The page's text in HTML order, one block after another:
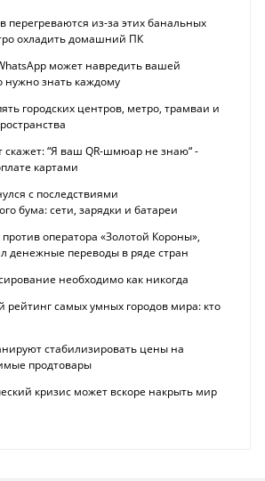
перегреваются из-за этих банальных
охладить домашний ПК
может навредить вашей
нужно знать каждому
городских центров, метро, трамваи и
скажет: “Я ваш QR-шмюар не знаю“ -
картами
с последствиями
бума: сети, зарядки и батареи
оператора «Золотой Короны»,
денежные переводы в ряде стран
необходимо как никогда
рейтинг самых умных городов мира: кто
стабилизировать цены на
продтовары
кризис может вскоре накрыть мир